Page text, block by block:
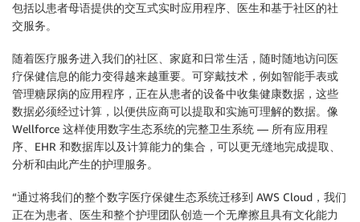
包括以患者母语提供的交互式实时应用程序、医生和基于社区的社
交服务。
随着医疗服务进入我们的社区、家庭和日常生活，随时随地访问医
疗保健信息的能力变得越来越重要。可穿戴技术，例如智能手表或
管理糖尿病的应用程序，正在从患者的设备中收集健康数据，这些
数据必须经过计算，以便供应商可以提取和实施可理解的数据。像
Wellforce 这样使用数字生态系统的完整卫生系统 — 所有应用程
序、EHR 和数据库以及计算能力的集合，可以更无缝地完成提取、
分析和由此产生的护理服务。
“通过将我们的整个数字医疗保健生态系统迁移到 AWS Cloud，我们
正在为患者、医生和整个护理团队创造一个无摩擦且具有文化能力